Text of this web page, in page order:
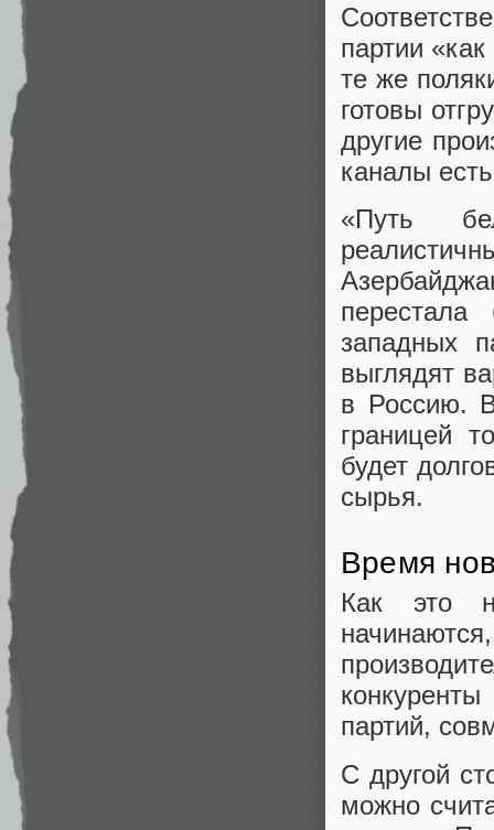
партии
те же
готовы
другие
каналы
«Путь
западных
выглядят
в Россию.
границей
будет
сырья.
Время
Как это
партий,
С другой
можно